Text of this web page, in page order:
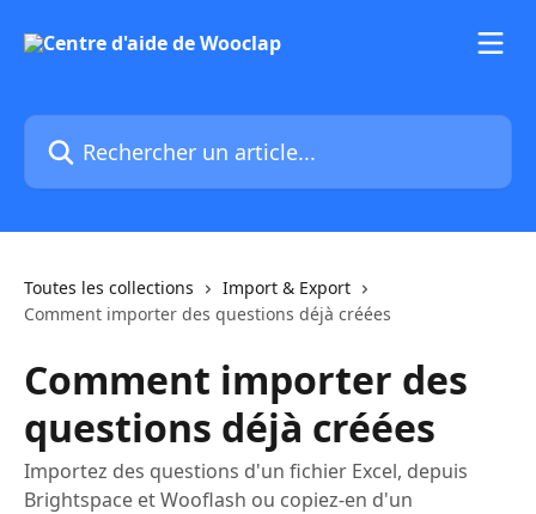
Rechercher un article...
Toutes les collections
Import & Export
Comment importer des questions déjà créées
Comment importer des
questions déjà créées
Importez des questions d'un fichier Excel, depuis
Brightspace et Wooflash ou copiez-en d'un